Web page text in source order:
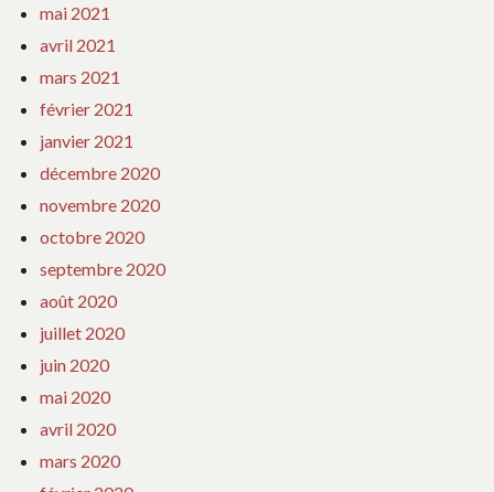
mai 2021
avril 2021
mars 2021
février 2021
janvier 2021
décembre 2020
novembre 2020
octobre 2020
septembre 2020
août 2020
juillet 2020
juin 2020
mai 2020
avril 2020
mars 2020